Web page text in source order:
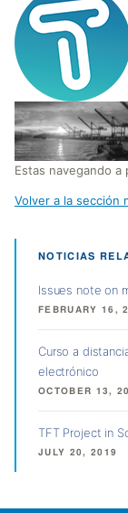
Estas navegando a
Volver a la sección
NOTICIAS
Issues note on
FEBRUARY 16,
Curso a
electrónico
OCTOBER 13,
TFT Project in
JULY 20, 2019